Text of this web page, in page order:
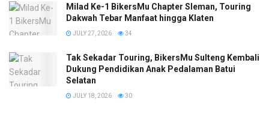
Milad Ke-1 BikersMu Chapter Sleman, Touring
Dakwah Tebar Manfaat hingga Klaten
JULY 27, 2026 34
Tak Sekadar Touring, BikersMu Sulteng Kembali
Dukung Pendidikan Anak Pedalaman Batui
Selatan
JULY 18, 2026 30